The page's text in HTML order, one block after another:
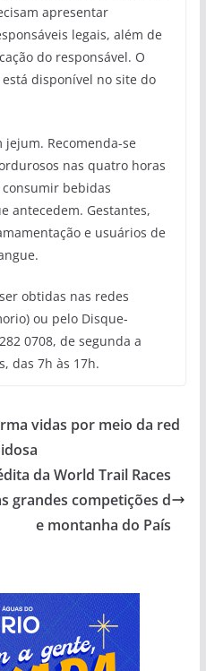
apresentar
legais, além de
do responsável. O
disponível no site do
jejum. Recomenda-se
nas quatro horas
bebidas
antecedem. Gestantes,
e usuários de
obtidas nas redes
ou pelo Disque-
0708, de segunda a
das 7h às 17h.
vidas por meio da red
da World Trail Races
grandes competições d
e montanha do País